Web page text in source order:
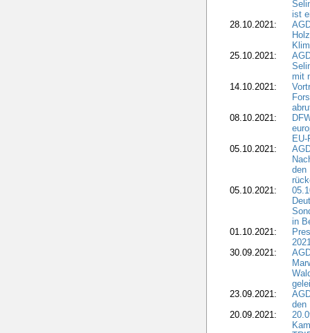
ist
28.10.2021:
25.10.2021:
mit
14.10.2021:
08.10.2021:
05.10.2021:
den
05.10.2021:
in
01.10.2021:
30.09.2021:
23.09.2021:
den
20.09.2021: